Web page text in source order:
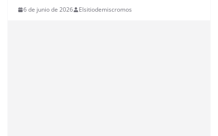
6 de junio de 2026 Elsitiodemiscromos